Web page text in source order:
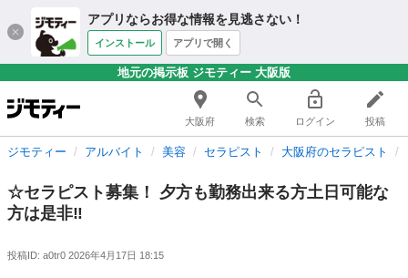
アプリならお得な情報を見逃さない！
インストール アプリで開く
地元の掲示板 ジモティー 大阪版
大阪府 検索 ログイン 投稿
ジモティー アルバイト 美容 セラピスト 大阪府のセラピスト
☆セラピスト募集！ 夕方も勤務出来る方土日可能な
方は是非‼️
投稿ID: a0tr0 2026年4月17日 18:15